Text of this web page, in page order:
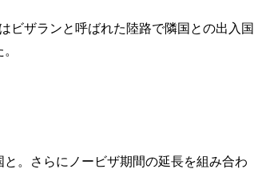
ビザランと呼ばれた陸路で隣国との出入国
。さらにノービザ期間の延長を組み合わ